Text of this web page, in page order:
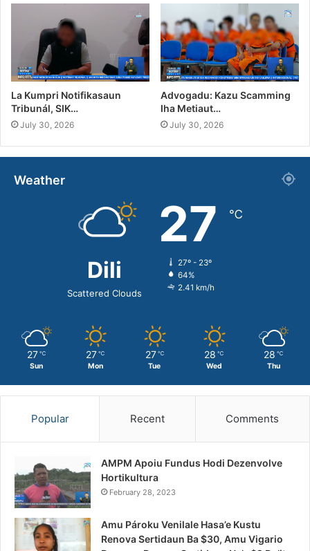
La Kumpri Notifikasaun
Tribunál, SIK…
July 30, 2026
Advogadu: Kazu Scamming
Iha Metiaut…
July 30, 2026
Weather
Dili
Scattered Clouds
27 ℃
27º - 23º
64%
2.41 km/h
27 ℃
Sun
27 ℃
Mon
27 ℃
Tue
28 ℃
Wed
28 ℃
Thu
Popular Recent Comments
AMPM Apoiu Fundus Hodi Dezenvolve
Hortikultura
February 28, 2023
Amu Pároku Venilale Hasa’e Kustu
Renova Sertidaun Ba $30, Amu Vigario